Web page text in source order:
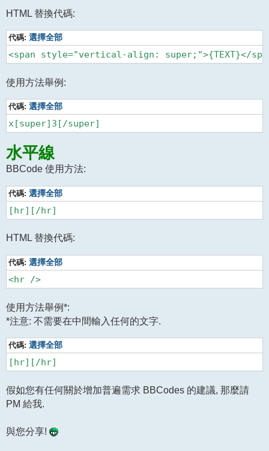
HTML 替換代碼:
代碼: 選擇全部
使用方法舉例:
代碼: 選擇全部
水平線
BBCode 使用方法:
代碼: 選擇全部
HTML 替換代碼:
代碼: 選擇全部
使用方法舉例*:
*注意: 不需要在中間輸入任何的文字.
代碼: 選擇全部
假如您有任何關於增加普遍需求 BBCodes 的建議, 那麼請
PM 給我.
與您分享!